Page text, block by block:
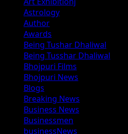
Astrology
Author
Awards
Being Tushar Dhaliwal
Being Tusshar Dhaliwal
Bhojpuri Films
Bhojpuri News
Blogs
Breaking News
Business News
Businessmen
businessNews